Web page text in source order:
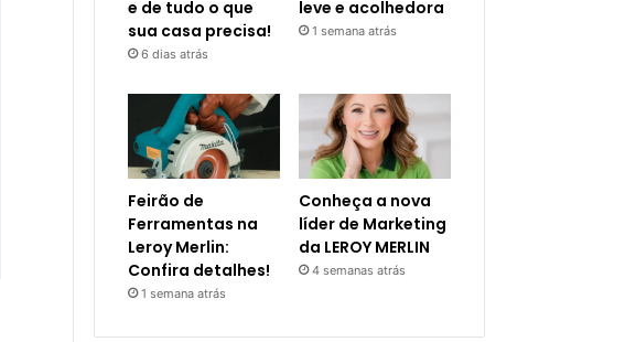
e de tudo o que
sua casa precisa!
6 dias atrás
leve e acolhedora
1 semana atrás
Feirão de
Ferramentas na
Leroy Merlin:
Confira detalhes!
1 semana atrás
Conheça a nova
líder de Marketing
da LEROY MERLIN
4 semanas atrás